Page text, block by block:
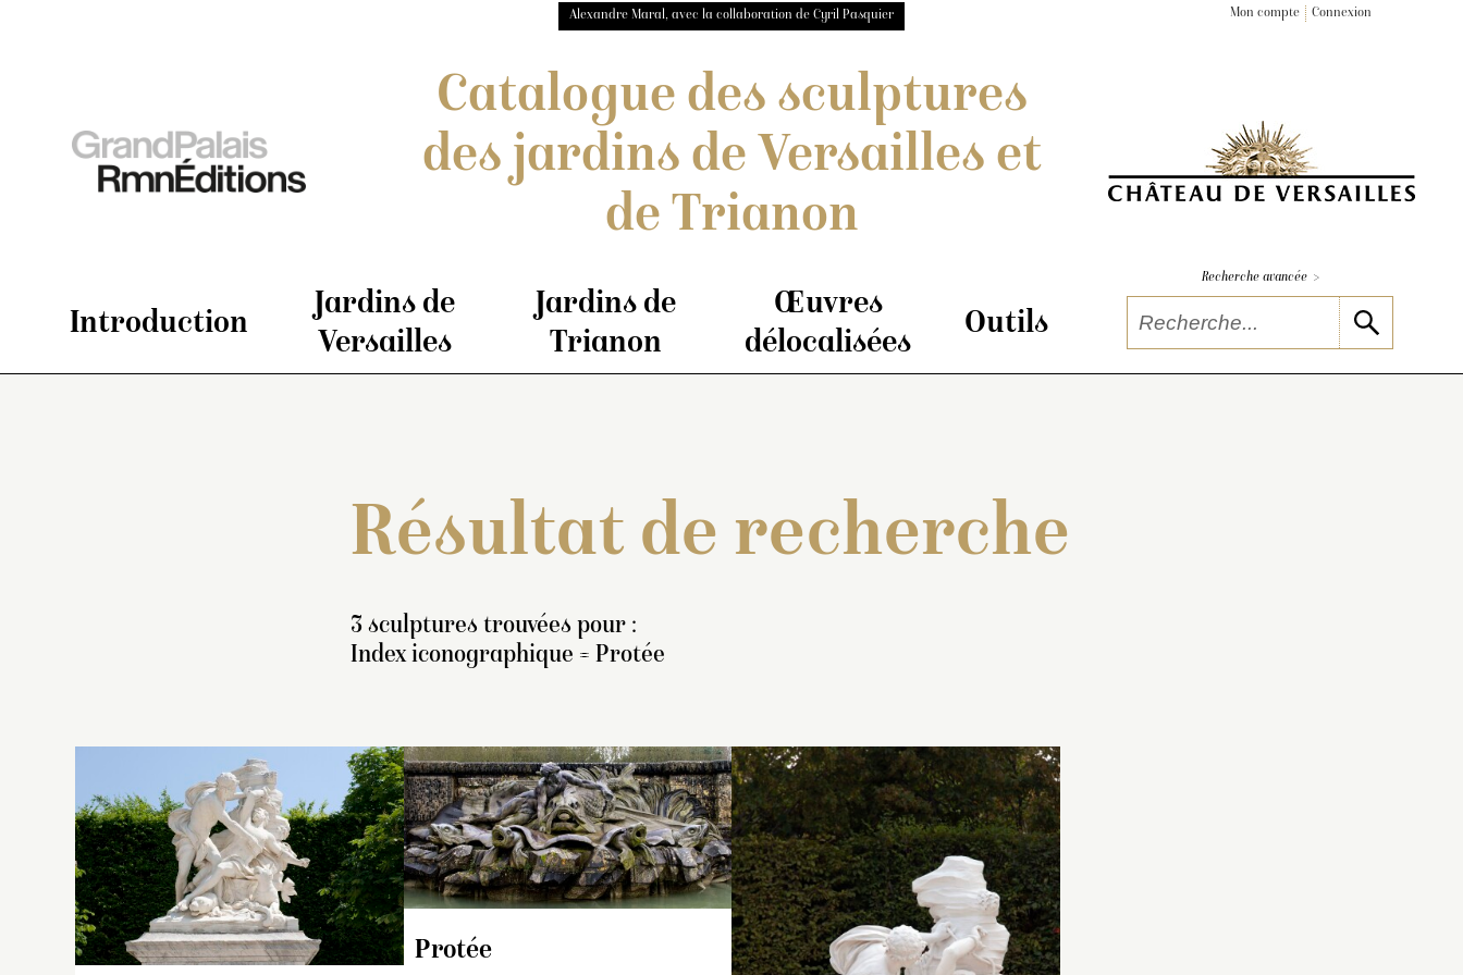
Alexandre Maral, avec la collaboration de Cyril Pasquier Mon compte Connexion
Catalogue des sculptures
des jardins de Versailles et
de Trianon
Introduction
Jardins de
Versailles
Jardins de
Trianon
Œuvres
délocalisées
Outils
Recherche avancée >
Résultat de recherche
3 sculptures trouvées pour :
Index iconographique = Protée
Inventaire de 1707 : « Un
grouppe de marbre blanc
représentant Aristée, berger
Prothée à un rocher pour lui
Protée
État des payements..., juin
1736-septembre 1739 :
« Le dieu Protée, couché
dans une grande coquille,
appuié sur un monstre